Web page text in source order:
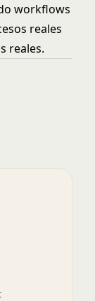
workflows
reales
reales.